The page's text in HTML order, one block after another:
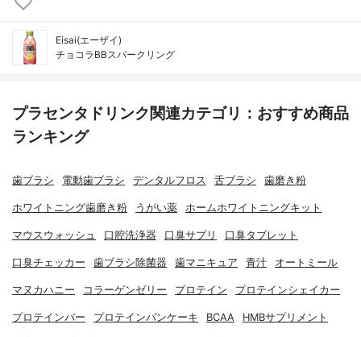
Eisai(エーザイ)
チョコラBBスパークリング
プラセンタドリンク関連カテゴリ：おすすめ商品
ランキング
歯ブラシ 電動歯ブラシ デンタルフロス 舌ブラシ 歯磨き粉
ホワイトニング歯磨き粉 うがい薬 ホームホワイトニングキット
マウスウォッシュ 口腔洗浄器 口臭サプリ 口臭タブレット
口臭チェッカー 歯ブラシ除菌器 歯マニキュア 青汁 オートミール
マヌカハニー コラーゲンゼリー プロテイン プロテインシェイカー
プロテインバー プロテインパンケーキ BCAA HMBサプリメント